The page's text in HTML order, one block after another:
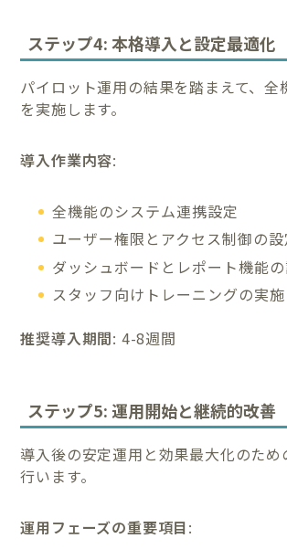
ステップ4: 本格導入と設定最適化
パイロット運用の結果を踏まえて、全
を実施します。
導入作業内容:
全機能のシステム連携設定
ユーザー権限とアクセス制御の設
ダッシュボードとレポート機能
スタッフ向けトレーニングの実施
推奨導入期間: 4-8週間
ステップ5: 運用開始と継続的改善
導入後の安定運用と効果最大化のため
行います。
運用フェーズの重要項目: